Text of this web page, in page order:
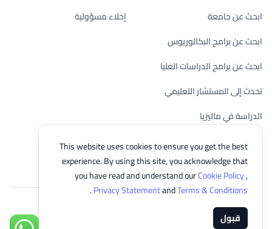
This website uses cookies to ensure you get the best
experience. By using this site, you acknowledge that
you have read and understand ourCookie Policy,
Privacy StatementandTerms & Conditions
.
قبول
ابحث عن جامعة
ابحث عن برامج البكالوريوس
ابحث عن برامج الدراسات العليا
تحدث إلى المستشار التعليمي
الدراسة في ماليزيا
تحقق من أهليتك
إخلاء مسؤولية
© 2026 EasyUni Sdn Bhd, company registration number 200801016907
(818200-P). All rights reserved.